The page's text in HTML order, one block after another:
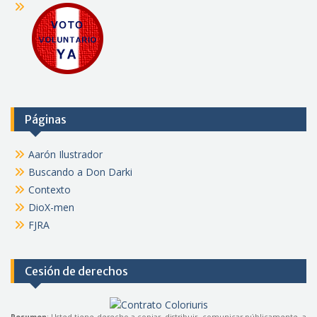
Páginas
Aarón Ilustrador
Buscando a Don Darki
Contexto
DioX-men
FJRA
Cesión de derechos